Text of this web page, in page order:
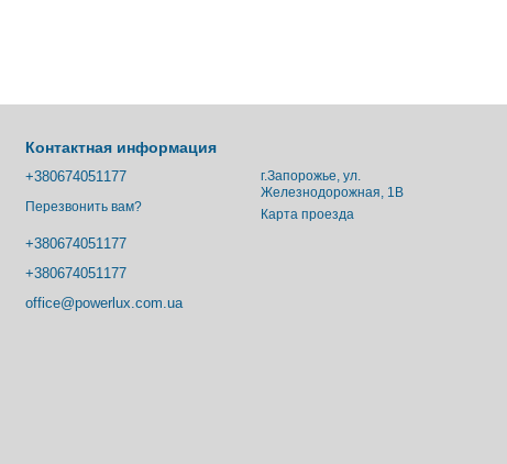
Контактная информация
+380674051177
Перезвонить вам?
+380674051177
+380674051177
office@powerlux.com.ua
г.Запорожье, ул.
Железнодорожная, 1В
Карта проезда